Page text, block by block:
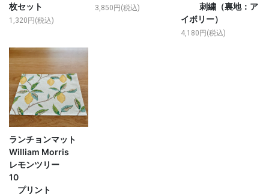
枚セット
1,320円(税込)
3,850円(税込)
刺繍（裏地：ア
イボリー）
4,180円(税込)
ランチョンマット
William Morris
レモンツリー
10
プリント